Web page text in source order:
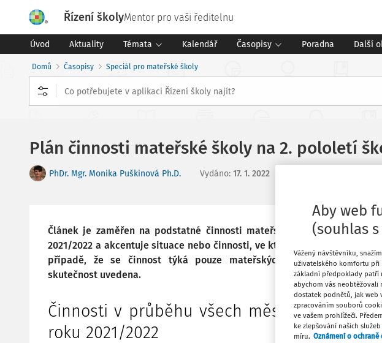
Řízení školyMentor pro vaši ředitelnu
Úvod Aktuality Témata Kalendář Časopisy Poradna Další
Domů Časopisy Speciál pro mateřské školy
Plán činnosti mateřské školy na 2. pololetí
PhDr. Mgr. Monika Puškinová Ph.D. Vydáno: 17. 1. 2022
Článek je zaměřen na podstatné činnosti mateřské školy ve 2.
2021/2022 a akcentuje situace nebo činnosti, ve kterých se použije nová
případě, že se činnost týká pouze mateřských škol určitého
skutečnost uvedena.
Činnosti v průběhu všech měsíců 2.
roku 2021/2022
Aby web
(souhlas
Vážený návštěvníku,
uživatelského komfortu při
základní předpoklady patří
abychom vás
dostatek podnětů, jak web
zpracováním souborů
ve vašem prohlížeči.
ke zlepšování našich
míru. Oznámení o